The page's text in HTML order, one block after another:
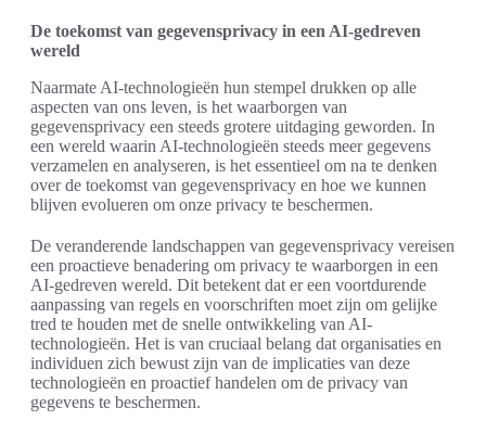
De toekomst van gegevensprivacy in een AI-gedreven
wereld
Naarmate AI-technologieën hun stempel drukken op alle
aspecten van ons leven, is het waarborgen van
gegevensprivacy een steeds grotere uitdaging geworden. In
een wereld waarin AI-technologieën steeds meer gegevens
verzamelen en analyseren, is het essentieel om na te denken
over de toekomst van gegevensprivacy en hoe we kunnen
blijven evolueren om onze privacy te beschermen.
De veranderende landschappen van gegevensprivacy vereisen
een proactieve benadering om privacy te waarborgen in een
AI-gedreven wereld. Dit betekent dat er een voortdurende
aanpassing van regels en voorschriften moet zijn om gelijke
tred te houden met de snelle ontwikkeling van AI-
technologieën. Het is van cruciaal belang dat organisaties en
individuen zich bewust zijn van de implicaties van deze
technologieën en proactief handelen om de privacy van
gegevens te beschermen.